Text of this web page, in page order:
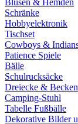
Blusen & Hemden
Schränke
Hobbyelektronik
Tischset
Cowboys &
Patience Spiele
Bälle
Schulrucksäcke
Dreiecke & Becken
Camping-Stuhl
Tabelle Fußbälle
Dekorative Bilder